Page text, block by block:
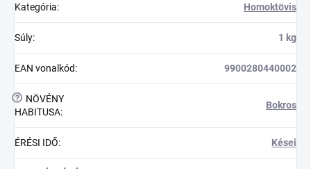
Kategória: Homoktövis
Súly: 1 kg
EAN vonalkód: 9900280440002
?
NÖVÉNY
HABITUSA:
Bokros
ÉRÉSI IDŐ: Kései